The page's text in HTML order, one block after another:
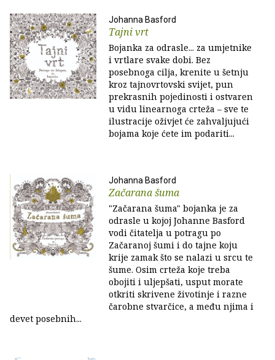
Johanna Basford
Tajni vrt
Bojanka za odrasle... za umjetnike
i vrtlare svake dobi. Bez
posebnoga cilja, krenite u šetnju
kroz tajnovrtovski svijet, pun
prekrasnih pojedinosti i ostvaren
u vidu linearnoga crteža – sve te
ilustracije oživjet će zahvaljujući
bojama koje ćete im podariti...
Johanna Basford
Začarana šuma
"Začarana šuma" bojanka je za
odrasle u kojoj Johanne Basford
vodi čitatelja u potragu po
Začaranoj šumi i do tajne koju
krije zamak što se nalazi u srcu te
šume. Osim crteža koje treba
obojiti i uljepšati, usput morate
otkriti skrivene životinje i razne
čarobne stvarčice, a među njima i
devet posebnih...